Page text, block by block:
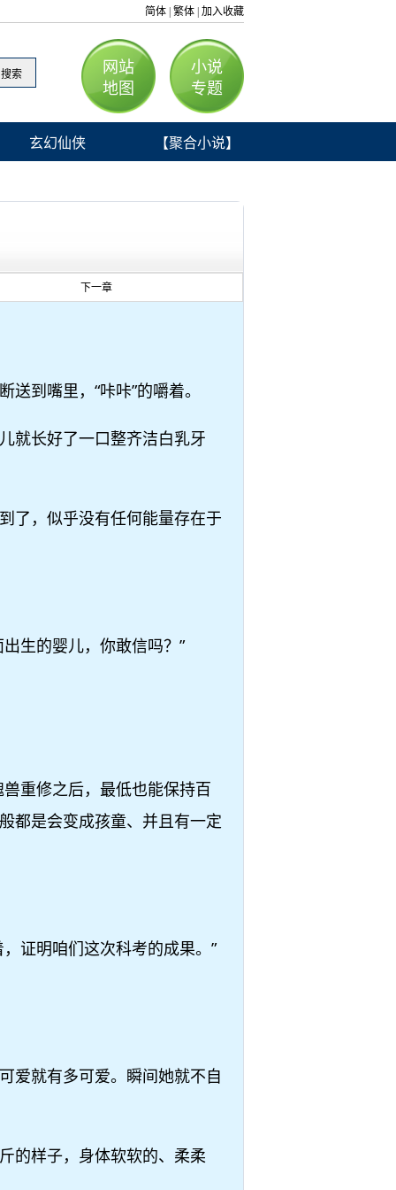
简体 繁体 加入收藏
网站
地图
小说
专题
玄幻仙侠 【聚合小说】
下一章
到嘴里，“咔咔”的嚼着。
就长好了一口整齐洁白乳牙
了，似乎没有任何能量存在于
生的婴儿，你敢信吗？”
重修之后，最低也能保持百
都是会变成孩童、并且有一定
证明咱们这次科考的成果。”
爱就有多可爱。瞬间她就不自
的样子，身体软软的、柔柔